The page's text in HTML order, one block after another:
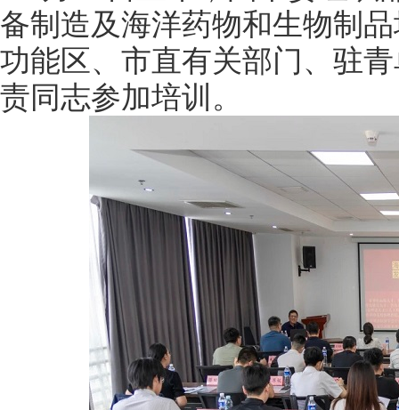
备制造及海洋药物和生物制
功能区、市直有关部门、驻
责同志参加培训。